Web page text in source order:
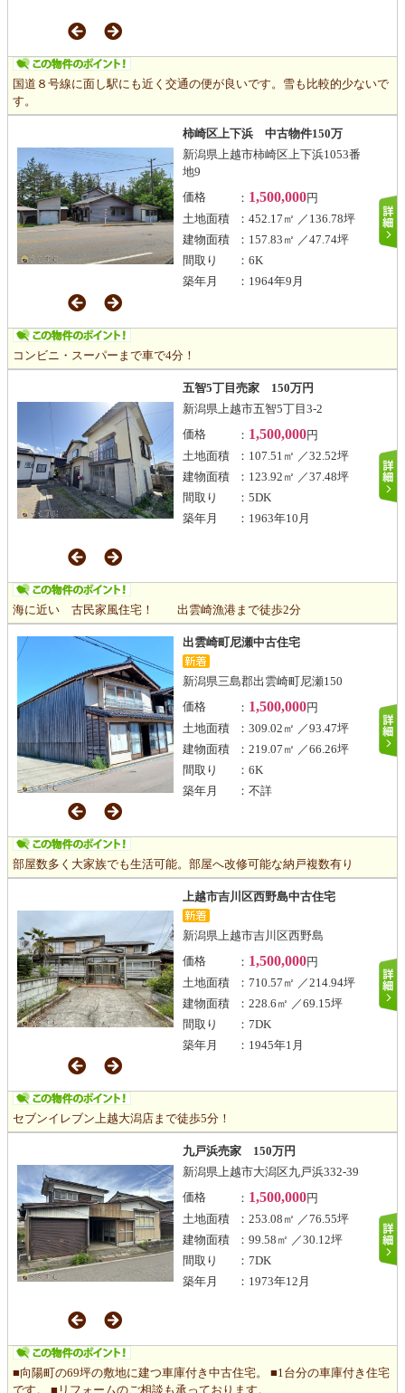
国道８号線に面し駅にも近く交通の便が良いです。雪も比較的少ないで
す。
柿崎区上下浜 中古物件150万
新潟県上越市柿崎区上下浜1053番
地9
価格
： 1,500,000円
土地面積
：452.17㎡ ／136.78坪
建物面積
：157.83㎡ ／47.74坪
間取り
：6K
築年月
：1964年9月
コンビニ・スーパーまで車で4分！
五智5丁目売家 150万円
新潟県上越市五智5丁目3-2
価格
： 1,500,000円
土地面積
：107.51㎡ ／32.52坪
建物面積
：123.92㎡ ／37.48坪
間取り
：5DK
築年月
：1963年10月
海に近い 古民家風住宅！ 出雲崎漁港まで徒歩2分
出雲崎町尼瀬中古住宅
新潟県三島郡出雲崎町尼瀬150
価格
： 1,500,000円
土地面積
：309.02㎡ ／93.47坪
建物面積
：219.07㎡ ／66.26坪
間取り
：6K
築年月
：不詳
部屋数多く大家族でも生活可能。部屋へ改修可能な納戸複数有り
上越市吉川区西野島中古住宅
新潟県上越市吉川区西野島
価格
： 1,500,000円
土地面積
：710.57㎡ ／214.94坪
建物面積
：228.6㎡ ／69.15坪
間取り
：7DK
築年月
：1945年1月
セブンイレブン上越大潟店まで徒歩5分！
九戸浜売家 150万円
新潟県上越市大潟区九戸浜332-39
価格
： 1,500,000円
土地面積
：253.08㎡ ／76.55坪
建物面積
：99.58㎡ ／30.12坪
間取り
：7DK
築年月
：1973年12月
■向陽町の69坪の敷地に建つ車庫付き中古住宅。 ■1台分の車庫付き住宅
です。 ■リフォームのご相談も承っております。